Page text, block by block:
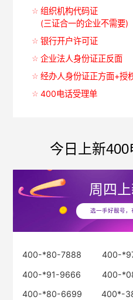
组织机构代码证
(三证合一的企业不需要)
银行开户许可证
企业法人身份证正反面
经办人身份证正方面+授
400电话受理单
今日上新
周四
选一手好靓号，
400-*80-7888 400-
400-*91-9666
400-
400-*80-6699
400*-